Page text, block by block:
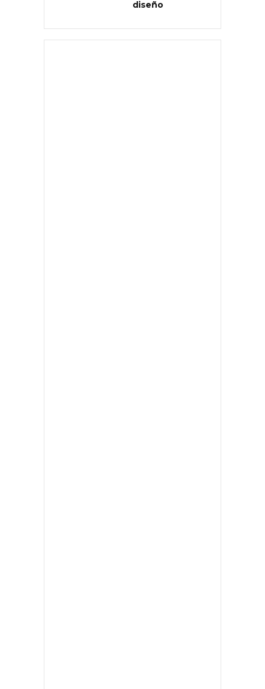
diseño